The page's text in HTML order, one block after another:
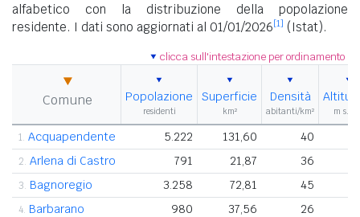
alfabetico con la distribuzione della popolazione
residente. I dati sono aggiornati al 01/01/2026[1] (Istat).
clicca sull'intestazione per ordinamento
Comune Popolazione
residenti
Superficie
km²
Densità
abitanti/km² m
1. Acquapendente 5.222 131,60 40
2. Arlena di Castro 791 21,87 36
3. Bagnoregio 3.258 72,81 45
4. Barbarano
980 37,56 26